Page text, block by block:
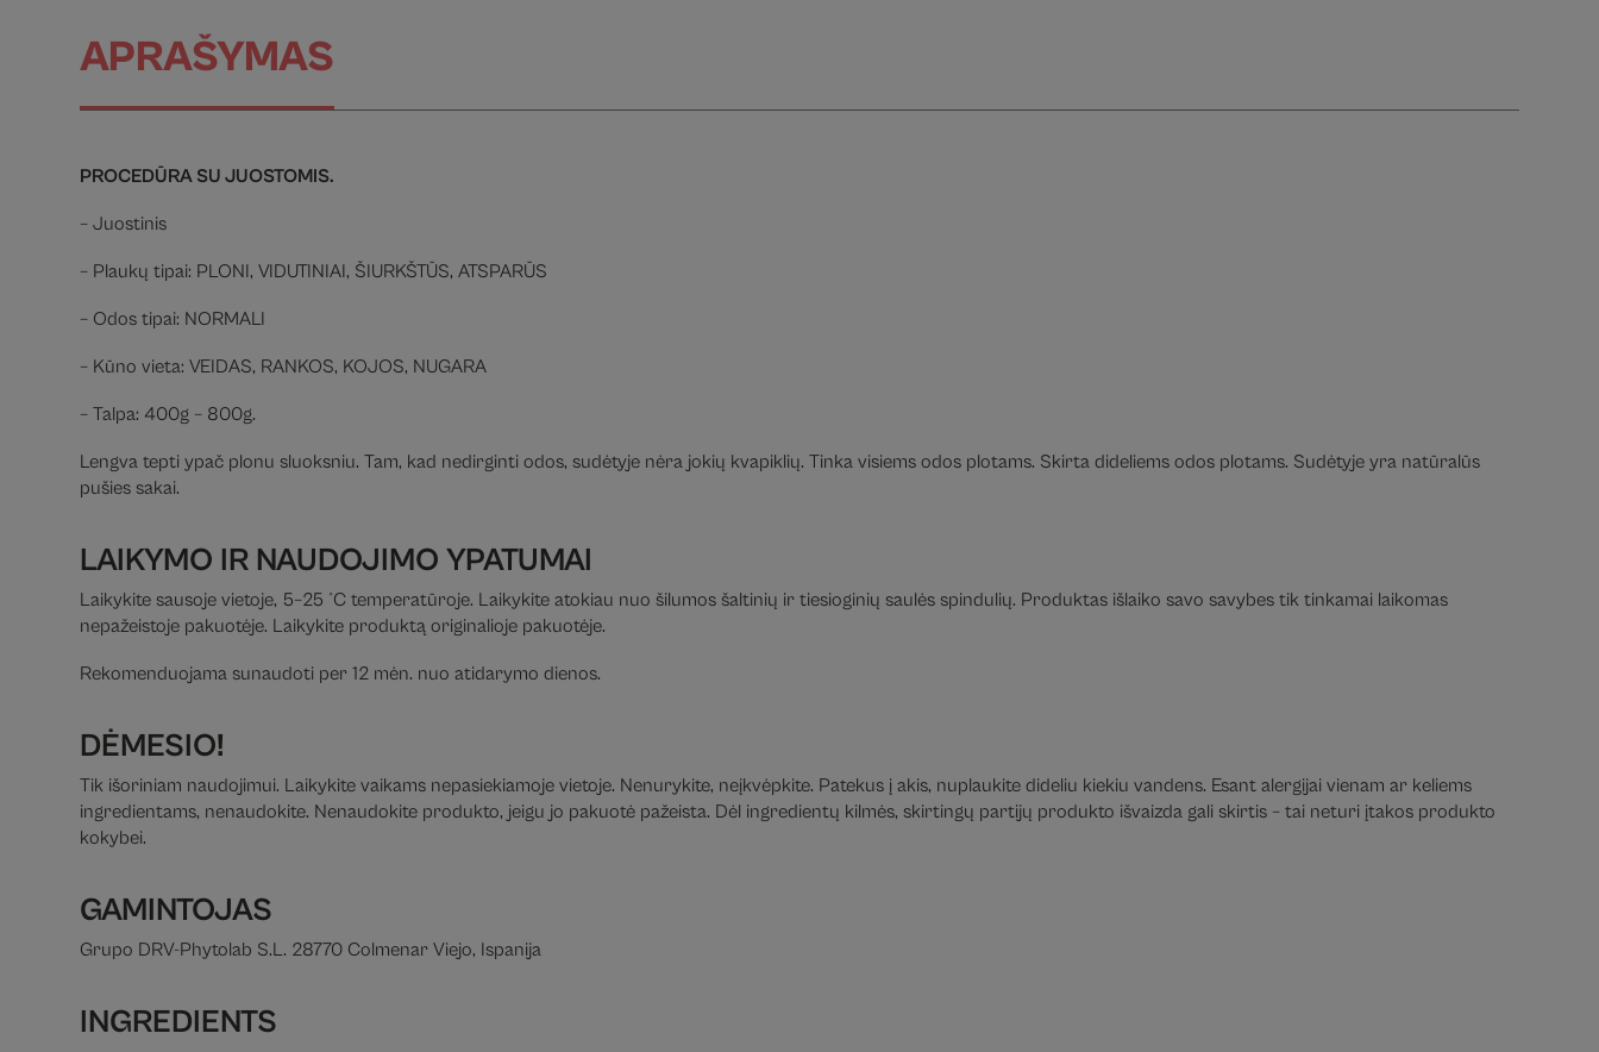
APRAŠYMAS
PROCEDŪRA SU JUOSTOMIS.
– Juostinis
– Plaukų tipai: PLONI, VIDUTINIAI, ŠIURKŠTŪS, ATSPARŪS
– Odos tipai: NORMALI
– Kūno vieta: VEIDAS, RANKOS, KOJOS, NUGARA
– Talpa: 400g – 800g.
Lengva tepti ypač plonu sluoksniu. Tam, kad nedirginti odos, sudėtyje nėra jokių kvapiklių. Tinka visiems odos plotams. Skirta dideliems odos plotams. Sudėtyje yra natūralūs
pušies sakai.
LAIKYMO IR NAUDOJIMO YPATUMAI
Laikykite sausoje vietoje, 5–25 °C temperatūroje. Laikykite atokiau nuo šilumos šaltinių ir tiesioginių saulės spindulių. Produktas išlaiko savo savybes tik tinkamai laikomas
nepažeistoje pakuotėje. Laikykite produktą originalioje pakuotėje.
Rekomenduojama sunaudoti per 12 mėn. nuo atidarymo dienos.
DĖMESIO!
Tik išoriniam naudojimui. Laikykite vaikams nepasiekiamoje vietoje. Nenurykite, neįkvėpkite. Patekus į akis, nuplaukite dideliu kiekiu vandens. Esant alergijai vienam ar keliems
ingredientams, nenaudokite. Nenaudokite produkto, jeigu jo pakuotė pažeista. Dėl ingredientų kilmės, skirtingų partijų produkto išvaizda gali skirtis – tai neturi įtakos produkto
kokybei.
GAMINTOJAS
Grupo DRV-Phytolab S.L. 28770 Colmenar Viejo, Ispanija
INGREDIENTS